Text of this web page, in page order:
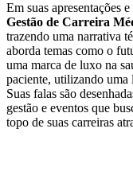
Em suas apresentações
Gestão de Carreira
trazendo uma narrativa
aborda temas como o
uma marca de luxo na
paciente, utilizando uma
Suas falas são
gestão e eventos que
topo de suas carreiras